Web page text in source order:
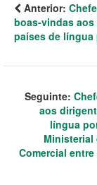
Anterior:
boas-vindas
países de
Seguinte:
aos
língua
Ministerial
Comercial